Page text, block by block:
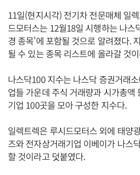
11일(현지시각) 전기차 전문매체 일
드모터스는 12월18일 시행하는 나스
경 종목'에 포함될 것으로 알려졌다.
될 수 있는 종목 리스트에 올라갈 것
나스닥100 지수는 나스닥 증권거래
업들 가운데 주식 거래량과 시가총액
기업 100곳을 모아 구성한 지수다.
일렉트렉은 루시드모터스 외에 태양
즈와 전자상거래기업 이베이가 나스
할 것이라고 덧붙였다.